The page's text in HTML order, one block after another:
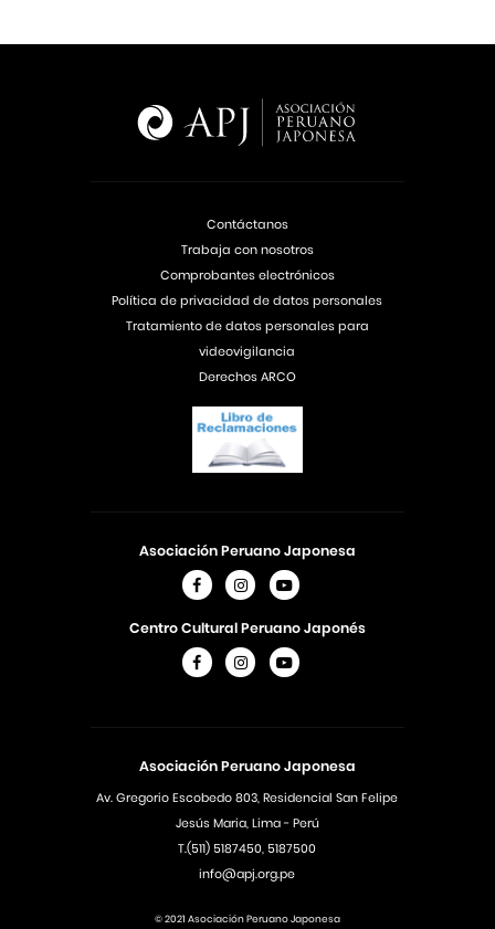
Asociación Peruano Japonesa
Av. Gregorio Escobedo 803, Residencial San Felipe
Jesús Maria, Lima - Perú
T.(511) 5187450, 5187500
info@apj.org.pe
Asociación Peruano Japonesa
Centro Cultural Peruano Japonés
Contáctanos
Trabaja con nosotros
Comprobantes electrónicos
Política de privacidad de datos personales
Tratamiento de datos personales para
videovigilancia
Derechos ARCO
© 2021 Asociación Peruano Japonesa